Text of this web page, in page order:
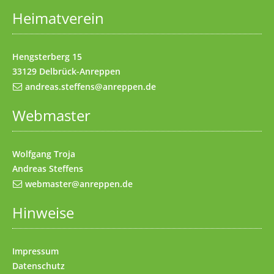
Impressum(Access key 8)
Kontakt(Access key 9)
Heimatverein
Hengsterberg 15
33129 Delbrück-Anreppen
andreas.steffens@anreppen.de
Webmaster
Wolfgang Troja
Andreas Steffens
webmaster@anreppen.de
Hinweise
Impressum
Datenschutz